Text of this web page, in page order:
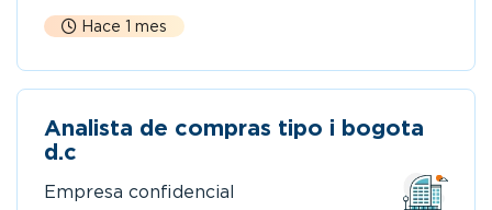
Hace 1 mes
Analista de compras tipo i bogota
d.c
Empresa confidencial